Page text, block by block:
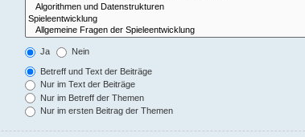
Ja Nein
Betreff und Text der Beiträge
Nur im Text der Beiträge
Nur im Betreff der Themen
Nur im ersten Beitrag der Themen